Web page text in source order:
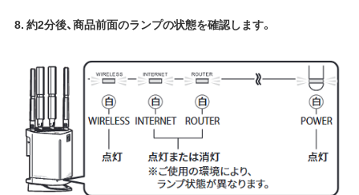
8. 約2分後、商品前面のランプの状態を確認します。